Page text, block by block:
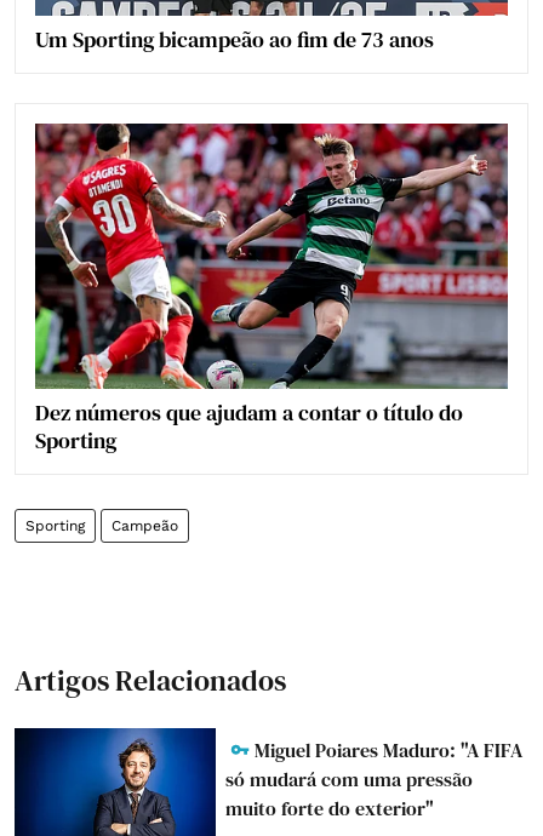
Um Sporting bicampeão ao fim de 73 anos
Dez números que ajudam a contar o título do
Sporting
Sporting Campeão
Artigos Relacionados
Miguel Poiares Maduro: "A FIFA
só mudará com uma pressão
muito forte do exterior"